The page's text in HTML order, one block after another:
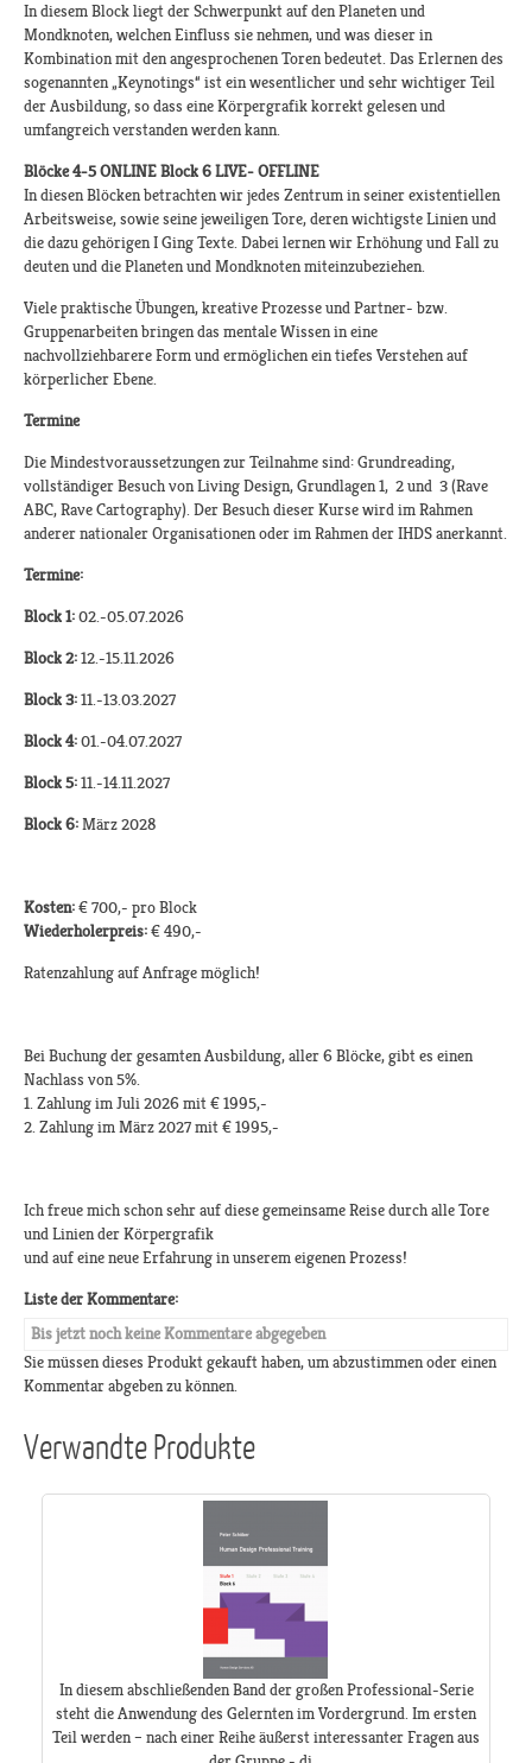
In diesem Block liegt der Schwerpunkt auf den Planeten und
Mondknoten, welchen Einfluss sie nehmen, und was dieser in
Kombination mit den angesprochenen Toren bedeutet. Das Erlernen des
sogenannten „Keynotings“ ist ein wesentlicher und sehr wichtiger Teil
der Ausbildung, so dass eine Körpergrafik korrekt gelesen und
umfangreich verstanden werden kann.
Blöcke 4-5 ONLINE Block 6 LIVE- OFFLINE
In diesen Blöcken betrachten wir jedes Zentrum in seiner existentiellen
Arbeitsweise, sowie seine jeweiligen Tore, deren wichtigste Linien und
die dazu gehörigen I Ging Texte. Dabei lernen wir Erhöhung und Fall zu
deuten und die Planeten und Mondknoten miteinzubeziehen.
Viele praktische Übungen, kreative Prozesse und Partner- bzw.
Gruppenarbeiten bringen das mentale Wissen in eine
nachvollziehbarere Form und ermöglichen ein tiefes Verstehen auf
körperlicher Ebene.
Termine
Die Mindestvoraussetzungen zur Teilnahme sind: Grundreading,
vollständiger Besuch von Living Design, Grundlagen 1, 2 und 3 (Rave
ABC, Rave Cartography). Der Besuch dieser Kurse wird im Rahmen
anderer nationaler Organisationen oder im Rahmen der IHDS anerkannt.​
Termine:
Block 1:02.-05.07.2026
Block 2:12.-15.11.2026
Block 3:11.-13.03.2027
Block 4:01.-04.07.2027
Block 5:11.-14.11.2027
Block 6:März 2028
Kosten:€ 700,- pro Block
Wiederholerpreis:€ 490,-
Ratenzahlung auf Anfrage möglich!
Bei Buchung der gesamten Ausbildung, aller 6 Blöcke, gibt es einen
Nachlass von 5%.
1. Zahlung im Juli 2026 mit € 1995,-
2. Zahlung im März 2027 mit € 1995,-
Ich freue mich schon sehr auf diese gemeinsame Reise durch alle Tore
und Linien der Körpergrafik
und auf eine neue Erfahrung in unserem eigenen Prozess!
Liste der Kommentare:
Bis jetzt noch keine Kommentare abgegeben
Sie müssen dieses Produkt gekauft haben, um abzustimmen oder einen
Kommentar abgeben zu können.
Verwandte Produkte
In diesem abschließenden Band der großen Professional-Serie
steht die Anwendung des Gelernten im Vordergrund. Im ersten
Teil werden – nach einer Reihe äußerst interessanter Fragen aus